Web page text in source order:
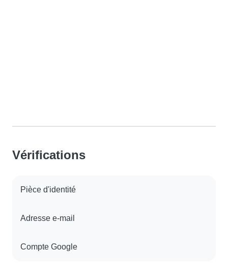
Vérifications
Pièce d'identité
Adresse e-mail
Compte Google